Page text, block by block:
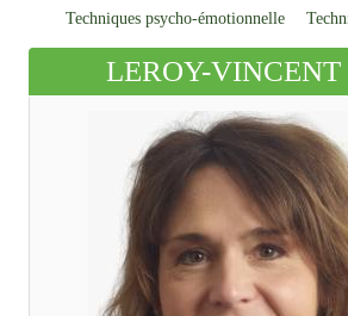
Techniques psycho-émotionnelle
LEROY-VINCENT